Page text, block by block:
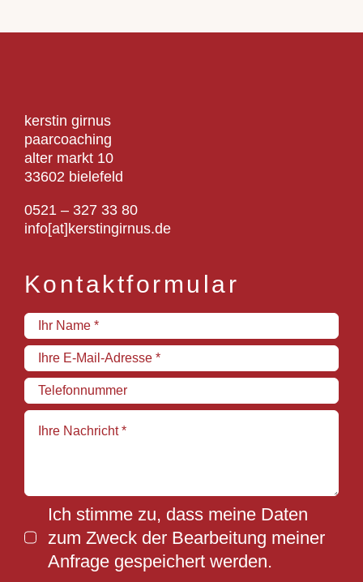
kerstin girnus
paarcoaching
alter markt 10
33602 bielefeld
0521 – 327 33 80
info[at]kerstingirnus.de
Kontaktformular
Ich stimme zu, dass meine Daten
zum Zweck der Bearbeitung meiner
Anfrage gespeichert werden.